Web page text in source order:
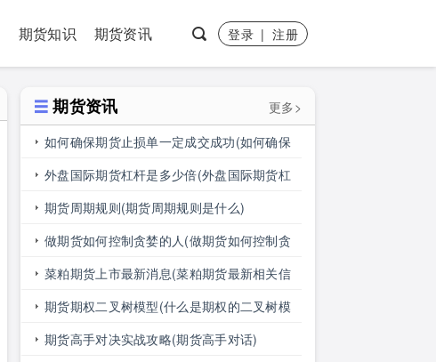
期货知识 期货资讯 登录|注册
期货资讯
更多>
如何确保期货止损单一定成交成功(如何确保
期货止损单一定成交成功呢)
外盘国际期货杠杆是多少倍(外盘国际期货杠
杆是多少倍的)
期货周期规则(期货周期规则是什么)
做期货如何控制贪婪的人(做期货如何控制贪
婪的人呢)
菜粕期货上市最新消息(菜粕期货最新相关信
息)
期货期权二叉树模型(什么是期权的二叉树模
型)
期货高手对决实战攻略(期货高手对话)